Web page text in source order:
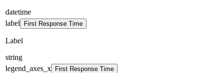
datetime
label
First Response Time
Label
string
legend_axes_x
First Response Time